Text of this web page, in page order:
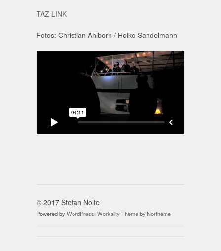
TAZ LINK
Fotos: Christian Ahlborn / Heiko Sandelmann
© 2017 Stefan Nolte
Powered byWordPress. Workality Themeby Northeme